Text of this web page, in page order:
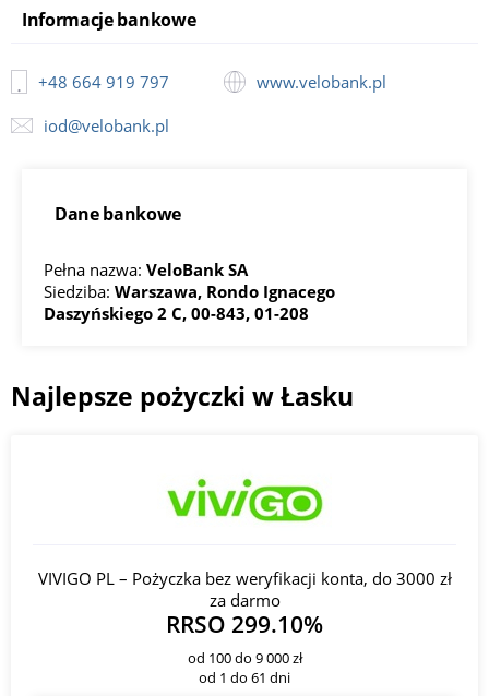
Informacje bankowe
+48 664 919 797
www.velobank.pl
iod@velobank.pl
Dane bankowe
Pełna nazwa: VeloBank SA
Siedziba: Warszawa, Rondo Ignacego
Daszyńskiego 2 C, 00-843, 01-208
Najlepsze pożyczki w Łasku
VIVIGO PL – Pożyczka bez weryfikacji konta, do 3000 zł
za darmo
RRSO 299.10%
od 100 do 9 000 zł
od 1 do 61 dni